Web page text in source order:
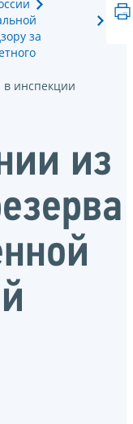
за
в инспекции
из